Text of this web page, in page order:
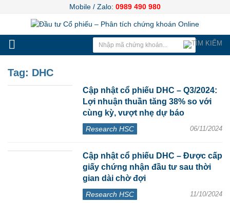
Mobile / Zalo: 0989 490 980
Tag: DHC
Cập nhật cổ phiếu DHC – Q3/2024:
Lợi nhuận thuần tăng 38% so với
cùng kỳ, vượt nhẹ dự báo
Research HSC 06/11/2024
Cập nhật cổ phiếu DHC – Được cấp
giấy chứng nhận đầu tư sau thời
gian dài chờ đợi
Research HSC 11/10/2024